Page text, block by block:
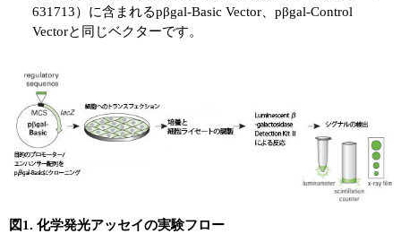
631713）に含まれるpβgal-Basic Vector、pβgal-Control
Vectorと同じベクターです。
図1. 化学発光アッセイの実験フロー